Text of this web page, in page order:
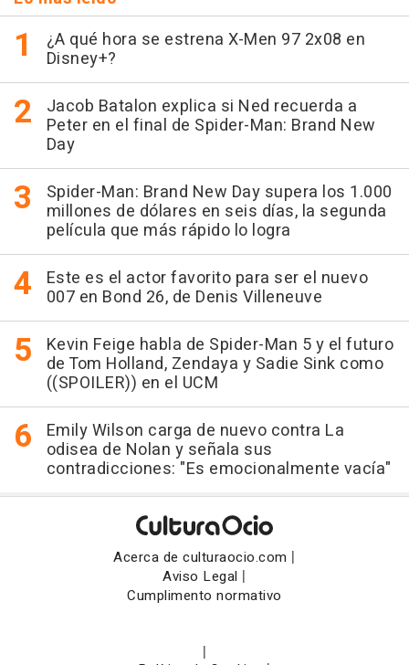
¿A qué hora se estrena X-Men 97 2x08 en
Disney+?
Jacob Batalon explica si Ned recuerda a
Peter en el final de Spider-Man: Brand New
Day
Spider-Man: Brand New Day supera los 1.000
millones de dólares en seis días, la segunda
película que más rápido lo logra
Este es el actor favorito para ser el nuevo
007 en Bond 26, de Denis Villeneuve
Kevin Feige habla de Spider-Man 5 y el futuro
de Tom Holland, Zendaya y Sadie Sink como
((SPOILER)) en el UCM
Emily Wilson carga de nuevo contra La
odisea de Nolan y señala sus
contradicciones: "Es emocionalmente vacía"
Acerca de culturaocio.com |
Aviso Legal |
Cumplimento normativo
|